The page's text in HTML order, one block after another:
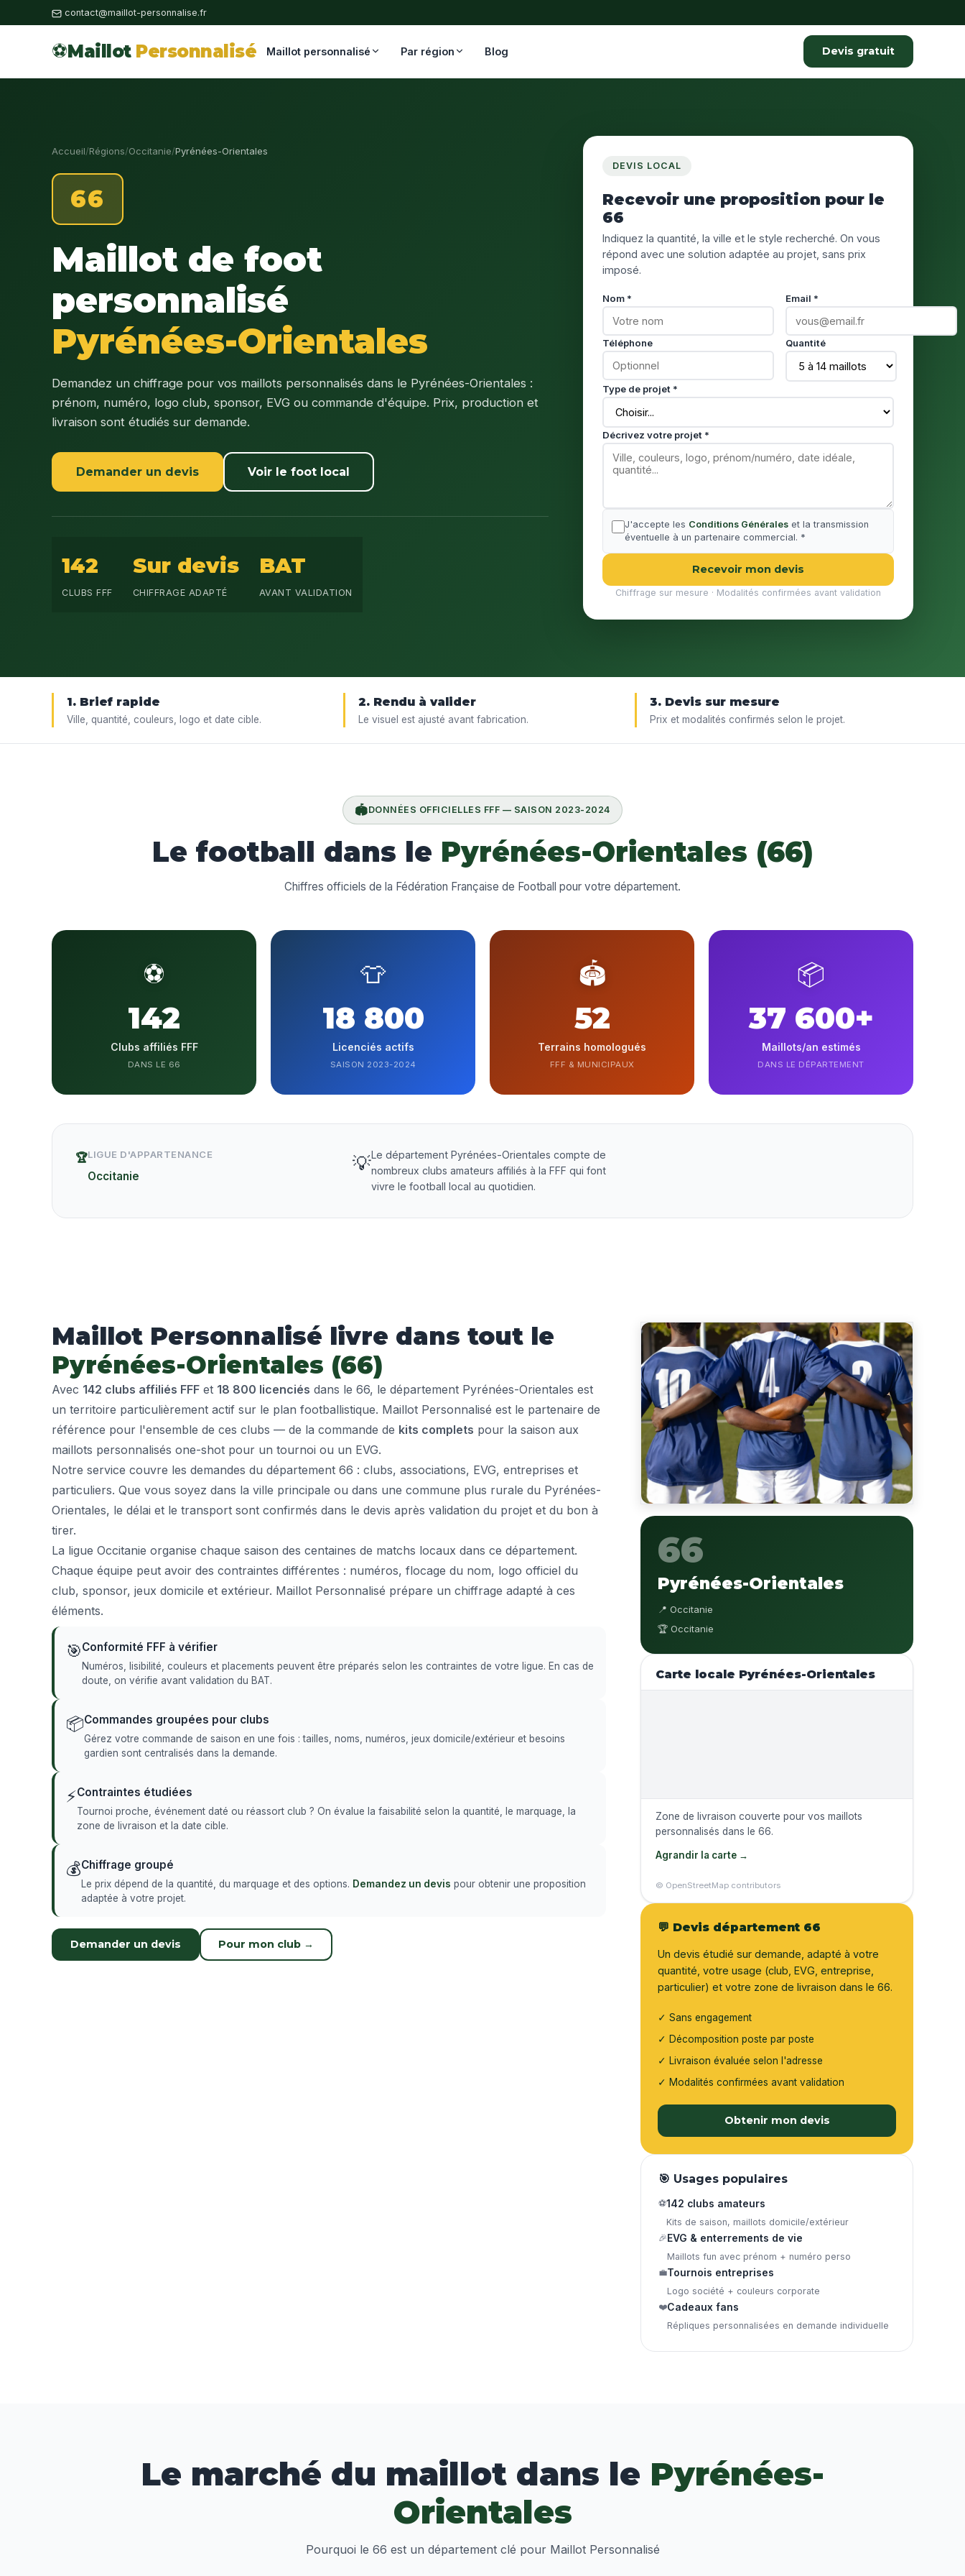
contact@maillot-personnalise.fr
⚽Maillot Personnalisé Maillot personnalisé Par région Blog Devis gratuit
Accueil/Régions/Occitanie/Pyrénées-Orientales
66
Maillot de foot
personnalisé
Pyrénées-Orientales
Demandez un chiffrage pour vos maillots personnalisés dans le Pyrénées-Orientales :
prénom, numéro, logo club, sponsor, EVG ou commande d'équipe. Prix, production et
livraison sont étudiés sur demande.
Demander un devis Voir le foot local
142
CLUBS FFF
Sur devis
CHIFFRAGE ADAPTÉ
BAT
AVANT VALIDATION
DEVIS LOCAL
Recevoir une proposition pour le
66
Indiquez la quantité, la ville et le style recherché. On vous
répond avec une solution adaptée au projet, sans prix
imposé.
Nom * Email *
Téléphone Quantité
Type de projet *
Décrivez votre projet *
J'accepte les Conditions Générales et la transmission
éventuelle à un partenaire commercial. *
Recevoir mon devis
Chiffrage sur mesure · Modalités confirmées avant validation
1. Brief rapide
Ville, quantité, couleurs, logo et date cible.
2. Rendu à valider
Le visuel est ajusté avant fabrication.
3. Devis sur mesure
Prix et modalités confirmés selon le projet.
🏟️DONNÉES OFFICIELLES FFF — SAISON 2023-2024
Le football dans le Pyrénées-Orientales (66)
Chiffres officiels de la Fédération Française de Football pour votre département.
⚽
142
Clubs affiliés FFF
DANS LE 66
👕
18 800
Licenciés actifs
SAISON 2023-2024
🏟️
52
Terrains homologués
FFF & MUNICIPAUX
📦
37 600+
Maillots/an estimés
DANS LE DÉPARTEMENT
🏆LIGUE D'APPARTENANCE
Occitanie
💡Le département Pyrénées-Orientales compte de
nombreux clubs amateurs affiliés à la FFF qui font
vivre le football local au quotidien.
Maillot Personnalisé livre dans tout le
Pyrénées-Orientales (66)
Avec 142 clubs affiliés FFF et 18 800 licenciés dans le 66, le département Pyrénées-Orientales est
un territoire particulièrement actif sur le plan footballistique. Maillot Personnalisé est le partenaire de
référence pour l'ensemble de ces clubs — de la commande de kits complets pour la saison aux
maillots personnalisés one-shot pour un tournoi ou un EVG.
Notre service couvre les demandes du département 66 : clubs, associations, EVG, entreprises et
particuliers. Que vous soyez dans la ville principale ou dans une commune plus rurale du Pyrénées-
Orientales, le délai et le transport sont confirmés dans le devis après validation du projet et du bon à
tirer.
La ligue Occitanie organise chaque saison des centaines de matchs locaux dans ce département.
Chaque équipe peut avoir des contraintes différentes : numéros, flocage du nom, logo officiel du
club, sponsor, jeux domicile et extérieur. Maillot Personnalisé prépare un chiffrage adapté à ces
éléments.
🎯Conformité FFF à vérifier
Numéros, lisibilité, couleurs et placements peuvent être préparés selon les contraintes de votre ligue. En cas de
doute, on vérifie avant validation du BAT.
📦Commandes groupées pour clubs
Gérez votre commande de saison en une fois : tailles, noms, numéros, jeux domicile/extérieur et besoins
gardien sont centralisés dans la demande.
⚡Contraintes étudiées
Tournoi proche, événement daté ou réassort club ? On évalue la faisabilité selon la quantité, le marquage, la
zone de livraison et la date cible.
💰Chiffrage groupé
Le prix dépend de la quantité, du marquage et des options. Demandez un devis pour obtenir une proposition
adaptée à votre projet.
Demander un devis Pour mon club →
66
Pyrénées-Orientales
📍 Occitanie
🏆 Occitanie
Carte locale Pyrénées-Orientales
Zone de livraison couverte pour vos maillots
personnalisés dans le 66.
Agrandir la carte →
© OpenStreetMap contributors
💬 Devis département 66
Un devis étudié sur demande, adapté à votre
quantité, votre usage (club, EVG, entreprise,
particulier) et votre zone de livraison dans le 66.
✓ Sans engagement
✓ Décomposition poste par poste
✓ Livraison évaluée selon l'adresse
✓ Modalités confirmées avant validation
Obtenir mon devis
🎯 Usages populaires
⚽142 clubs amateurs
Kits de saison, maillots domicile/extérieur
🎉 EVG & enterrements de vie
Maillots fun avec prénom + numéro perso
💼Tournois entreprises
Logo société + couleurs corporate
❤️Cadeaux fans
Répliques personnalisées en demande individuelle
Le marché du maillot dans le Pyrénées-
Orientales
Pourquoi le 66 est un département clé pour Maillot Personnalisé